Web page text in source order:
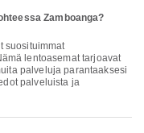
Zamboanga?
suosituimmat
lentoasemat tarjoavat
palveluja parantaaksesi
palveluista ja